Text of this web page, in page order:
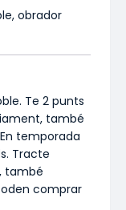
obrador
Te 2 punts
també
temporada
Tracte
també
comprar